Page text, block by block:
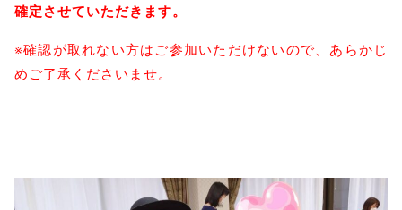
確定させていただきます。
※確認が取れない方はご参加いただけないので、あらかじ
めご了承くださいませ。